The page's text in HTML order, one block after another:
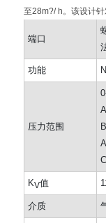
至28m?/ h。该设计
端口
功能
压力范围
KV值
介质